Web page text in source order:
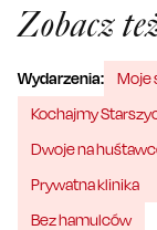
Zobacz
Wydarzenia: Moje
Kochajmy
Dwoje na
Prywatna klinika
Bez hamulców